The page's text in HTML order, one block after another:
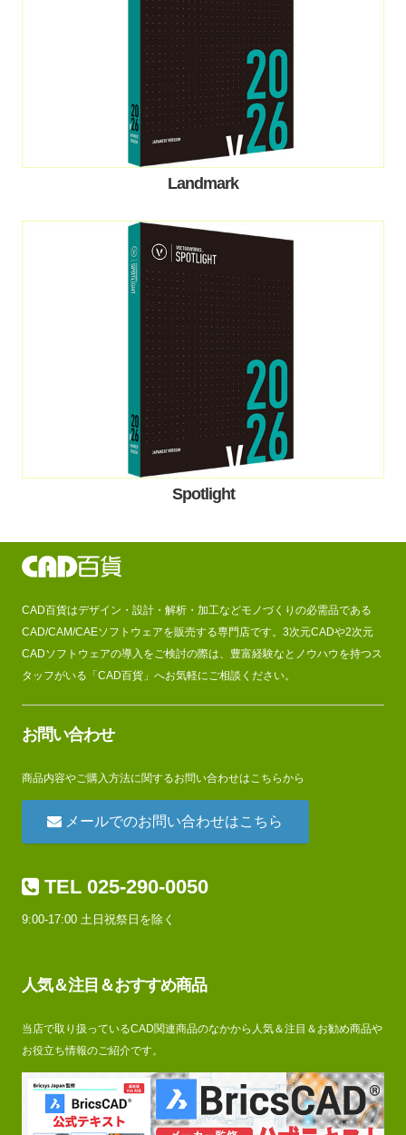
Landmark
Spotlight
CAD百貨はデザイン・設計・解析・加工などモノづくりの必需品である
CAD/CAM/CAEソフトウェアを販売する専門店です。3次元CADや2次元
CADソフトウェアの導入をご検討の際は、豊富経験なとノウハウを持つス
タッフがいる「CAD百貨」へお気軽にご相談ください。
お問い合わせ
商品内容やご購入方法に関するお問い合わせはこちらから
メールでのお問い合わせはこちら
TEL 025-290-0050
9:00-17:00 土日祝祭日を除く
人気＆注目＆おすすめ商品
当店で取り扱っているCAD関連商品のなかから人気＆注目＆お勧め商品や
お役立ち情報のご紹介です。